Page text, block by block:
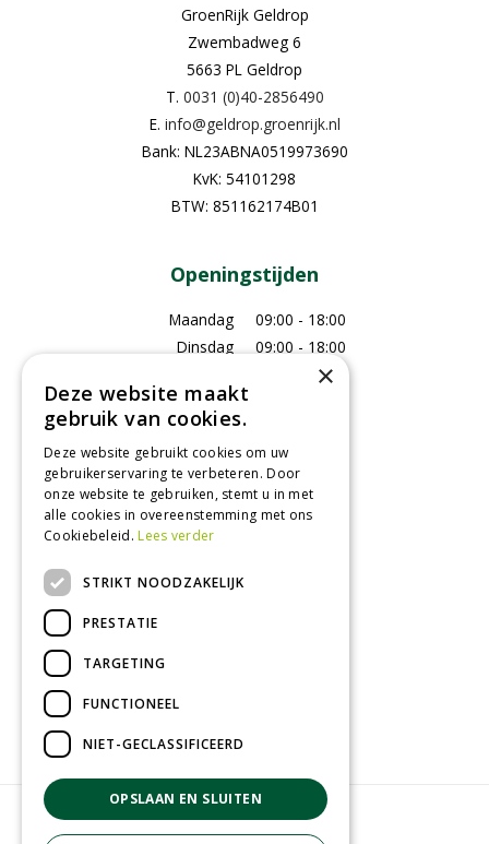
GroenRijk Geldrop
Zwembadweg 6
5663 PL Geldrop
T. 0031 (0)40-2856490
E. info@geldrop.groenrijk.nl
Bank: NL23ABNA0519973690
KvK: 54101298
BTW: 851162174B01
Openingstijden
Maandag
09:00 - 18:00
Dinsdag
09:00 - 18:00
09:00 - 18:00
Donderdag
Vrijdag
Zaterdag
09:00 - 17:00
Zondag
Gesloten
Toon alle openingstijden
© GroenRijk Geldrop
×
Deze website maakt
gebruik van cookies.
Deze website gebruikt cookies om uw
gebruikerservaring te verbeteren. Door
onze website te gebruiken, stemt u in met
alle cookies in overeenstemming met ons
Cookiebeleid.Lees verder
STRIKT NOODZAKELIJK
PRESTATIE
TARGETING
FUNCTIONEEL
NIET-GECLASSIFICEERD
OPSLAAN EN SLUITEN